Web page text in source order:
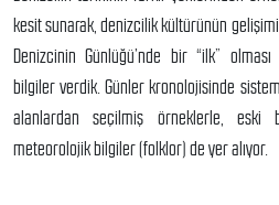
kesit sunarak, denizcilik kültürünün
Denizcinin Günlüğü’nde bir “ilk”
bilgiler verdik. Günler kronolojisinde
alanlardan seçilmiş örneklerle, eski
meteorolojik bilgiler (folklor) de yer alıyor.